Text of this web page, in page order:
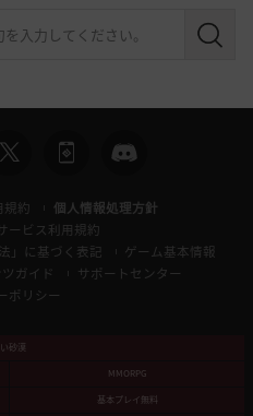
検
規約
個人情報処理方針
ービス利用規約
」に基づく表記
ゲーム基本情報
ガイド
サポートセンター
ポリシー
い砂漠
MMORPG
基本プレイ無料